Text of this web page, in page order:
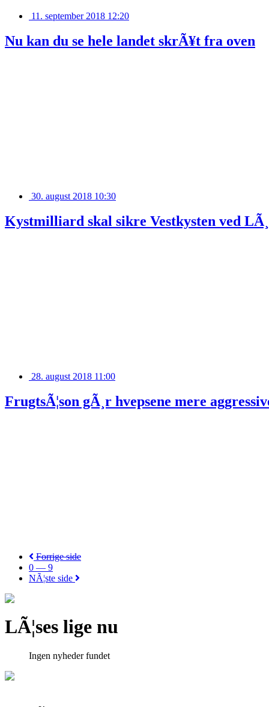
11. september 2018 12:20
Nu kan du se hele landet skrÃ¥t fra oven
30. august 2018 10:30
Kystmilliard skal sikre Vestkysten ved
28. august 2018 11:00
FrugtsÃ¦son gÃ¸r hvepsene mere
Forrige side
0 — 9
NÃ¦ste side
LÃ¦ses lige nu
Ingen nyheder fundet